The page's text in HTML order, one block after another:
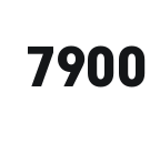
7900